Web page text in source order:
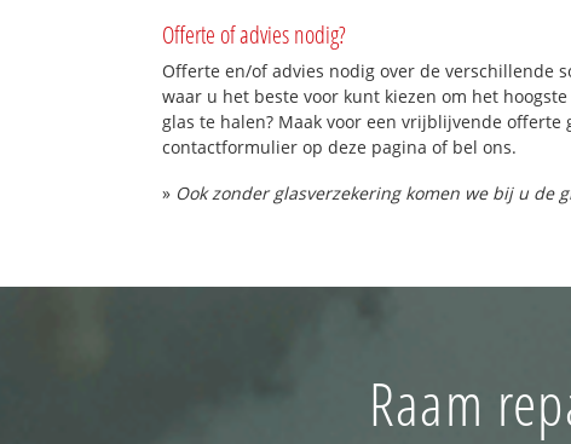
Offerte of advies nodig?
Offerte en/of advies nodig over de verschillende
waar u het beste voor kunt kiezen om het
glas te halen? Maak voor een vrijblijvende offerte
contactformulier op deze pagina of bel ons.
» Ook zonder glasverzekering komen we bij u de
Raam